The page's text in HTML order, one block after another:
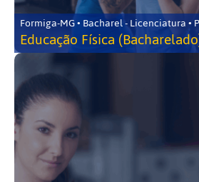
Formiga-MG • Bacharel - Licenciatura •
Educação Física